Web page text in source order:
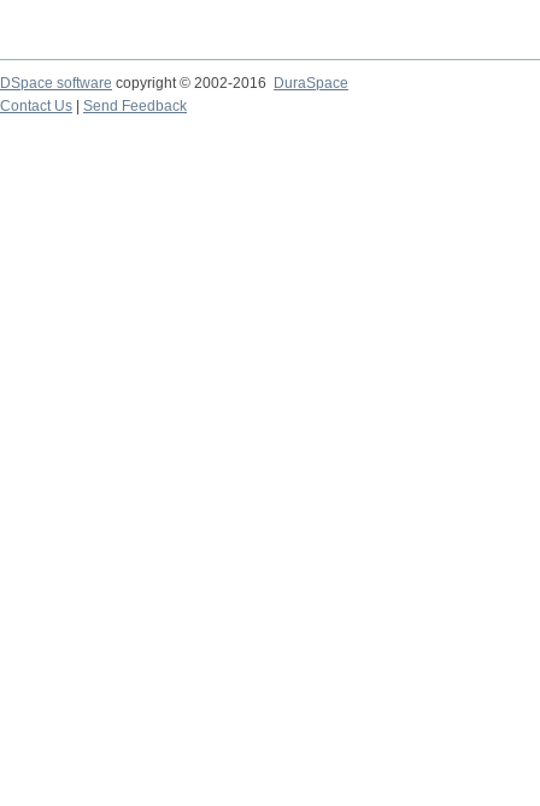
DSpace software copyright © 2002-2016
DuraSpace
Contact Us
Send Feedback